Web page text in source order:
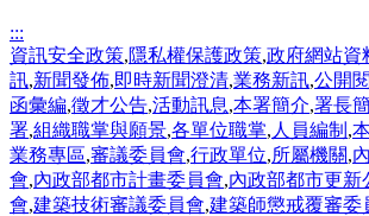
:::
資訊安全政策,隱私權保護政策,政府網站資
訊,新聞發佈,即時新聞澄清,業務新訊,公開
函彙編,徵才公告,活動訊息,本署簡介,署長
署,組織職掌與願景,各單位職掌, 人員編制 ,
業務專區,審議委員會,行政單位,所屬機關,
會,內政部都市計畫委員會,內政部都市更新
會,建築技術審議委員會,建築師懲戒覆審委